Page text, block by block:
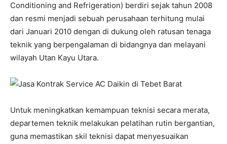
Conditioning and Refrigeration) berdiri sejak tahun 2008
dan resmi menjadi sebuah perusahaan terhitung mulai
dari Januari 2010 dengan di dukung oleh ratusan tenaga
teknik yang berpengalaman di bidangnya dan melayani
wilayah Utan Kayu Utara.
Untuk meningkatkan kemampuan teknisi secara merata,
departemen teknik melakukan pelatihan rutin bergantian,
guna memastikan skil teknisi dapat menyesuaikan